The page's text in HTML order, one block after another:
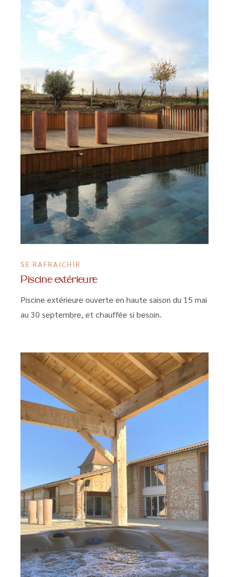
SE RAFRAICHIR
Piscine extérieure
Piscine extérieure ouverte en haute saison du 15 mai
au 30 septembre, et chauffée si besoin.